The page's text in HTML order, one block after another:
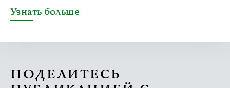
Узнать больше
ПОДЕЛИТЕСЬ